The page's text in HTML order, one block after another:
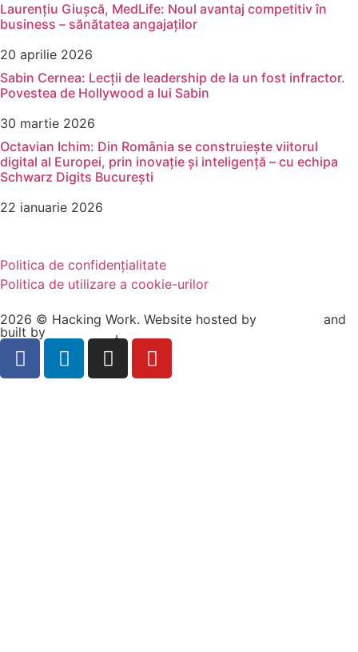
Laurențiu Giușcă, MedLife: Noul avantaj competitiv în
business – sănătatea angajaților
20 aprilie 2026
Sabin Cernea: Lecții de leadership de la un fost infractor.
Povestea de Hollywood a lui Sabin
30 martie 2026
Octavian Ichim: Din România se construiește viitorul
digital al Europei, prin inovație și inteligență – cu echipa
Schwarz Digits București
22 ianuarie 2026
Politica de confidențialitate
Politica de utilizare a cookie-urilor
2026 © Hacking Work. Website hosted by
and
built by
Ionuț Sabo .